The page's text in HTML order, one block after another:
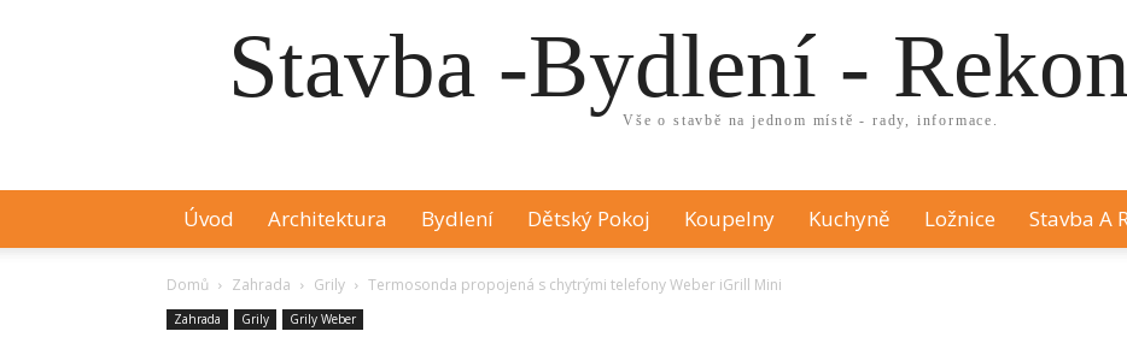
Stavba -Bydlení -
Vše o stavbě na jednom místě - rady, informace.
Úvod Architektura Bydlení Dětský Pokoj Koupelny Kuchyně Ložnice Stavba A
Domů Zahrada Grily Termosonda propojená s chytrými telefony Weber iGrill Mini
Zahrada Grily Grily Weber